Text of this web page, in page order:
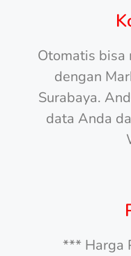
Otomatis bisa
dengan
Surabaya.
data Anda
*** Harga